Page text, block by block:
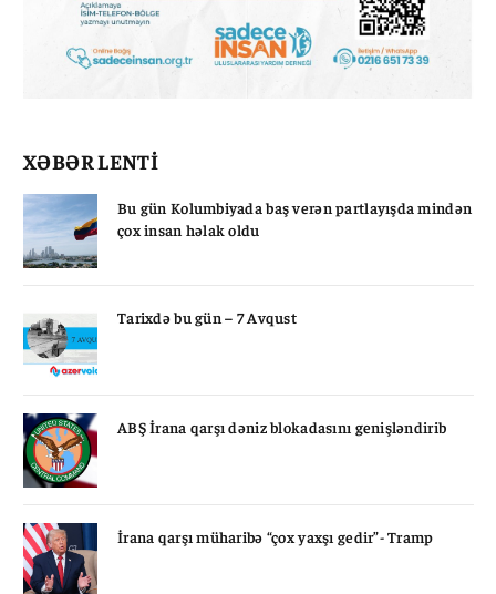
XƏBƏR LENTİ
Bu gün Kolumbiyada baş verən partlayışda mindən
çox insan həlak oldu
Tarixdə bu gün – 7 Avqust
ABŞ İrana qarşı dəniz blokadasını genişləndirib
İrana qarşı müharibə “çox yaxşı gedir”- Tramp